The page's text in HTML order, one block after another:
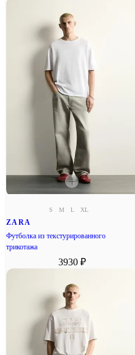
S M L XL
ZARA
Футболка из текстурированного
трикотажа
3930 ₽